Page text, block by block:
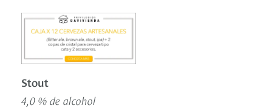
Stout
4,0 % de alcohol